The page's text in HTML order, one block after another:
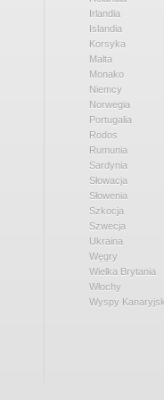
Irlandia
Islandia
Korsyka
Malta
Monako
Niemcy
Norwegia
Portugalia
Rodos
Rumunia
Sardynia
Słowacja
Słowenia
Szkocja
Szwecja
Ukraina
Węgry
Wielka Brytania
Włochy
Wyspy